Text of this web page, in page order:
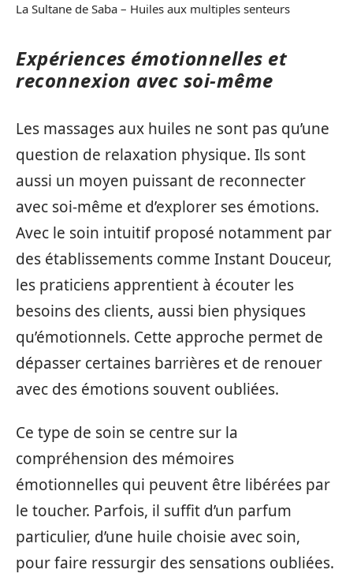
La Sultane de Saba – Huiles aux multiples senteurs
Expériences émotionnelles et
reconnexion avec soi-même
Les massages aux huiles ne sont pas qu’une
question de relaxation physique. Ils sont
aussi un moyen puissant de reconnecter
avec soi-même et d’explorer ses émotions.
Avec le soin intuitif proposé notamment par
des établissements comme Instant Douceur,
les praticiens apprentient à écouter les
besoins des clients, aussi bien physiques
qu’émotionnels. Cette approche permet de
dépasser certaines barrières et de renouer
avec des émotions souvent oubliées.
Ce type de soin se centre sur la
compréhension des mémoires
émotionnelles qui peuvent être libérées par
le toucher. Parfois, il suffit d’un parfum
particulier, d’une huile choisie avec soin,
pour faire ressurgir des sensations oubliées.